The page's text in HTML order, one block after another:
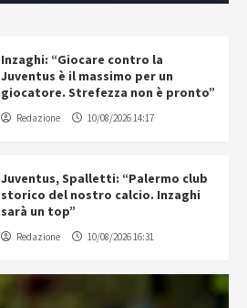
Inzaghi: “Giocare contro la
Juventus è il massimo per un
giocatore. Strefezza non è pronto”
Redazione 10/08/2026 14:17
Juventus, Spalletti: “Palermo club
storico del nostro calcio. Inzaghi
sarà un top”
Redazione 10/08/2026 16:31